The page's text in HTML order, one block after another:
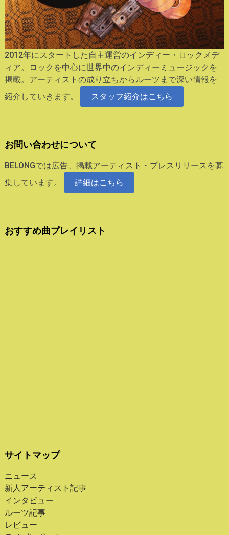
2012年にスタートした自主運営のインディー・ロックメデ
ィア。ロックを中心に世界中のインディーミュージックを
掲載。アーティストの成り立ちからルーツまで深い情報を
紹介していきます。
スタッフ紹介はこちら
お問い合わせについて
BELONGでは広告、掲載アーティスト・プレスリリースを募
集しています。
詳細はこちら
おすすめ曲プレイリスト
サイトマップ
ニュース
新人アーティスト記事
インタビュー
ルーツ記事
レビュー